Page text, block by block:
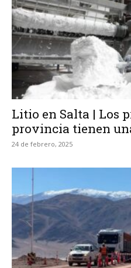
Litio en Salta | Los
provincia tienen
24 de febrero, 2025